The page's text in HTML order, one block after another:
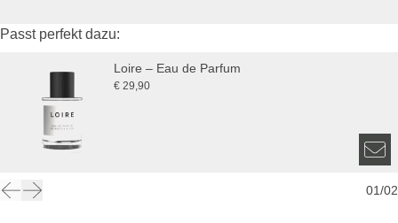
Passt perfekt dazu:
Loire – Eau de Parfum
€ 29,90
01/02